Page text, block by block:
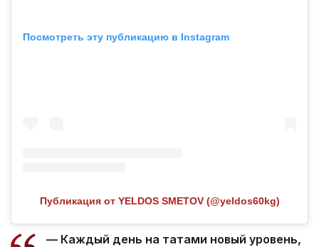
Посмотреть эту публикацию в Instagram
Публикация от YELDOS SMETOV (@yeldos60kg)
— Каждый день на татами новый уровень,